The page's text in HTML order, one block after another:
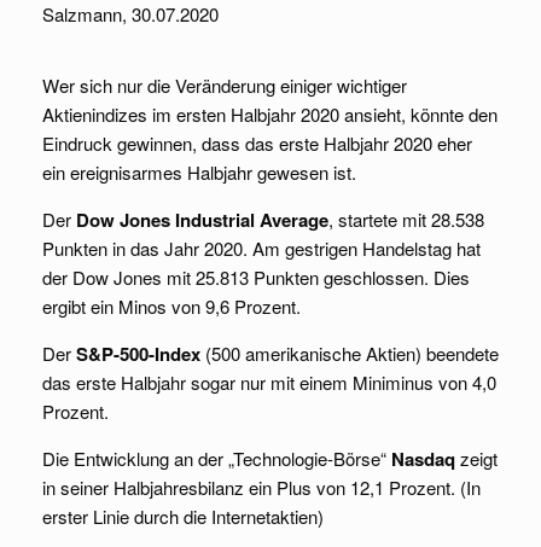
Salzmann, 30.07.2020
Wer sich nur die Veränderung einiger wichtiger
Aktienindizes im ersten Halbjahr 2020 ansieht, könnte den
Eindruck gewinnen, dass das erste Halbjahr 2020 eher
ein ereignisarmes Halbjahr gewesen ist.
Der Dow Jones Industrial Average, startete mit 28.538
Punkten in das Jahr 2020. Am gestrigen Handelstag hat
der Dow Jones mit 25.813 Punkten geschlossen. Dies
ergibt ein Minos von 9,6 Prozent.
DerS&P-500-Index (500 amerikanische Aktien) beendete
das erste Halbjahr sogar nur mit einem Miniminus von 4,0
Prozent.
Die Entwicklung an der „Technologie-Börse“ Nasdaqzeigt
in seiner Halbjahresbilanz ein Plus von 12,1 Prozent. (In
erster Linie durch die Internetaktien)